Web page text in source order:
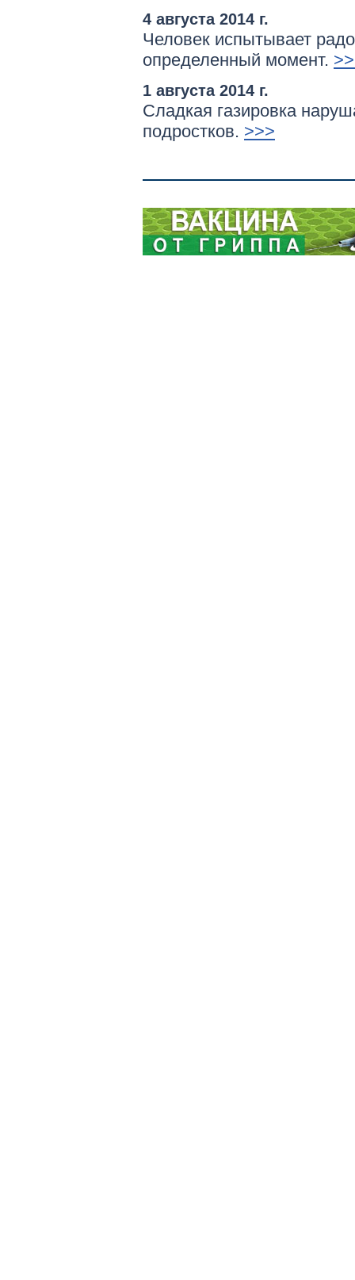
4 августа 2014 г.
Человек испытывает
определенный момент.
1 августа 2014 г.
Сладкая газировка
подростков. >>>